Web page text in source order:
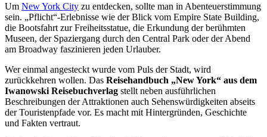
Um New York City zu entdecken, sollte man in Abenteuerstimmung
sein. „Pflicht“-Erlebnisse wie der Blick vom Empire State Building,
die Bootsfahrt zur Freiheitsstatue, die Erkundung der berühmten
Museen, der Spaziergang durch den Central Park oder der Abend
am Broadway faszinieren jeden Urlauber.
Wer einmal angesteckt wurde vom Puls der Stadt, wird
zurückkehren wollen. Das Reisehandbuch „New York“ aus dem
Iwanowski Reisebuchverlag stellt neben ausführlichen
Beschreibungen der Attraktionen auch Sehenswürdigkeiten abseits
der Touristenpfade vor. Es macht mit Hintergründen, Geschichte
und Fakten vertraut.